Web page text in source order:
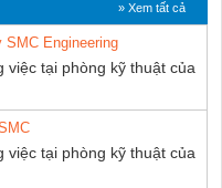
SUPPLY
» Xem tất cả
SMC Engineering
việc tại phòng kỹ thuật của
việc tại phòng kỹ thuật của